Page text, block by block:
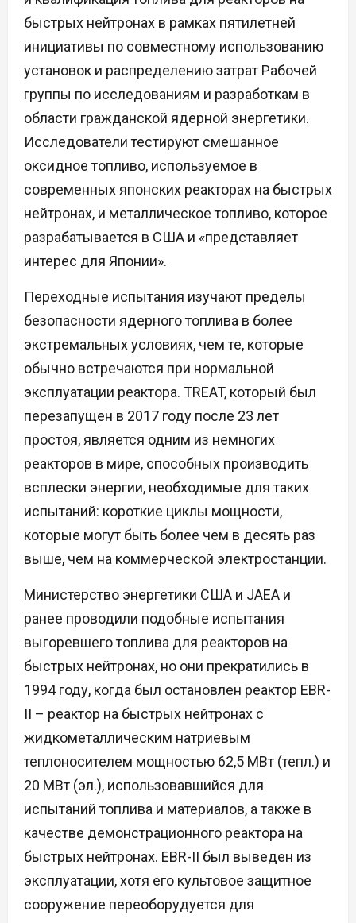
быстрых нейтронах в рамках пятилетней
инициативы по совместному использованию
установок и распределению затрат Рабочей
группы по исследованиям и разработкам в
области гражданской ядерной энергетики.
Исследователи тестируют смешанное
оксидное топливо, используемое в
современных японских реакторах на быстрых
нейтронах, и металлическое топливо, которое
разрабатывается в США и «представляет
интерес для Японии».
Переходные испытания изучают пределы
безопасности ядерного топлива в более
экстремальных условиях, чем те, которые
обычно встречаются при нормальной
эксплуатации реактора. TREAT, который был
перезапущен в 2017 году после 23 лет
простоя, является одним из немногих
реакторов в мире, способных производить
всплески энергии, необходимые для таких
испытаний: короткие циклы мощности,
которые могут быть более чем в десять раз
выше, чем на коммерческой электростанции.
Министерство энергетики США и JAEA и
ранее проводили подобные испытания
выгоревшего топлива для реакторов на
быстрых нейтронах, но они прекратились в
1994 году, когда был остановлен реактор EBR-
II – реактор на быстрых нейтронах с
жидкометаллическим натриевым
теплоносителем мощностью 62,5 МВт (тепл.) и
20 МВт (эл.), использовавшийся для
испытаний топлива и материалов, а также в
качестве демонстрационного реактора на
быстрых нейтронах. EBR-II был выведен из
эксплуатации, хотя его культовое защитное
сооружение переоборудуется для